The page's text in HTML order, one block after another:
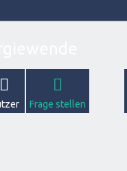
Frage stellen